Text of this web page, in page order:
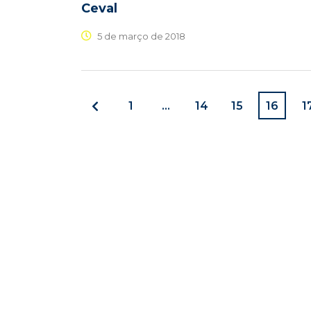
Ceval
5 de março de 2018
1 … 14 15 16